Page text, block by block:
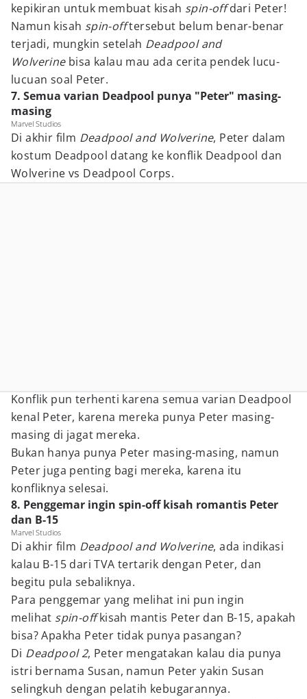
kepikiran untuk membuat kisah spin-offdari Peter!
Namun kisah spin-offtersebut belum benar-benar
terjadi, mungkin setelah Deadpool and
Wolverine bisa kalau mau ada cerita pendek lucu-
lucuan soal Peter.
7. Semua varian Deadpool punya "Peter" masing-
masing
Marvel Studios
Di akhir film Deadpool and Wolverine, Peter dalam
kostum Deadpool datang ke konflik Deadpool dan
Wolverine vs Deadpool Corps.
Konflik pun terhenti karena semua varian Deadpool
kenal Peter, karena mereka punya Peter masing-
masing di jagat mereka.
Bukan hanya punya Peter masing-masing, namun
Peter juga penting bagi mereka, karena itu
konfliknya selesai.
8. Penggemar ingin spin-off kisah romantis Peter
dan B-15
Marvel Studios
Di akhir film Deadpool and Wolverine, ada indikasi
kalau B-15 dari TVA tertarik dengan Peter, dan
begitu pula sebaliknya.
Para penggemar yang melihat ini pun ingin
melihat spin-offkisah mantis Peter dan B-15, apakah
bisa? Apakha Peter tidak punya pasangan?
Di Deadpool 2, Peter mengatakan kalau dia punya
istri bernama Susan, namun Peter yakin Susan
selingkuh dengan pelatih kebugarannya.